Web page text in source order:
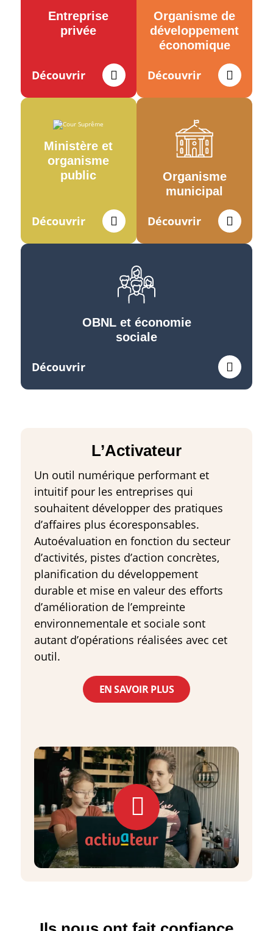
Entreprise
privée
Découvrir
Organisme de
développement
économique
Découvrir
Ministère et
organisme
public
Découvrir
Organisme
municipal
Découvrir
OBNL et économie
sociale
Découvrir
L’Activateur
Un outil numérique performant et
intuitif pour les entreprises qui
souhaitent développer des pratiques
d’affaires plus écoresponsables.
Autoévaluation en fonction du secteur
d’activités, pistes d’action concrètes,
planification du développement
durable et mise en valeur des efforts
d’amélioration de l’empreinte
environnementale et sociale sont
autant d’opérations réalisées avec cet
outil.
EN SAVOIR PLUS